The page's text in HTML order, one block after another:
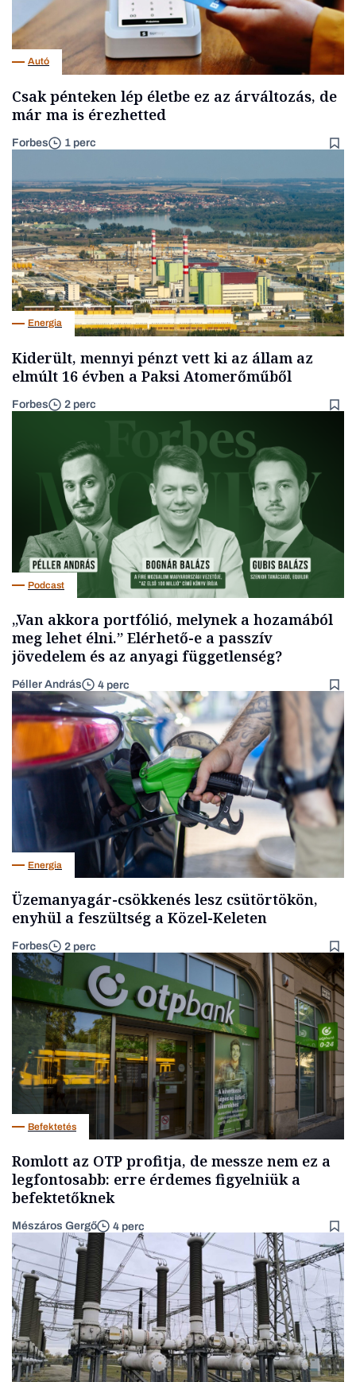
Autó
Csak pénteken lép életbe ez az árváltozás, de
már ma is érezhetted
Forbes 1 perc
Energia
Kiderült, mennyi pénzt vett ki az állam az
elmúlt 16 évben a Paksi Atomerőműből
Forbes 2 perc
Podcast
„Van akkora portfólió, melynek a hozamából
meg lehet élni.” Elérhető-e a passzív
jövedelem és az anyagi függetlenség?
Péller András 4 perc
Energia
Üzemanyagár-csökkenés lesz csütörtökön,
enyhül a feszültség a Közel-Keleten
Forbes 2 perc
Befektetés
Romlott az OTP profitja, de messze nem ez a
legfontosabb: erre érdemes figyelniük a
befektetőknek
Mészáros Gergő 4 perc